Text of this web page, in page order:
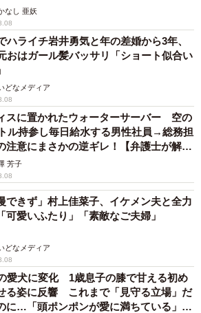
害リスクについて調べたか（提供画像）
る際に地盤や災害リスクについて調
対しては、「十分に調べた」
度調べた」（44.0%）を合わせて
を実施していました。調べた理由と
回答がありました。
、「絶対に大丈夫」と安心できると
から（30代 女性）
大震災のときに被災しているから。
したため、意識が高い（30代 女性）
取材】
なし 亜妖
ハライチ岩井勇気と年の差婚から3年、
おはガール髪バッサリ「ショート似合い
どなメディア
スに置かれたウォーターサーバー 空の
ル持参し毎日給水する男性社員→総務担
注意にまさかの逆ギレ！【弁護士が解
芳子
できず」村上佳菜子、イケメン夫と全力
可愛いふたり」「素敵なご夫婦」
どなメディア
愛犬に変化 1歳息子の膝で甘える初め
る姿に反響 これまで「見守る立場」だ
に…「頭ポンポンが愛に満ちている」